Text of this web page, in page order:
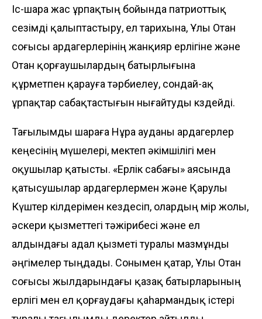
Іс-шара жас ұрпақтың бойында патриоттық
сезімді қалыптастыру, ел тарихына, Ұлы Отан
соғысы ардагерлерінің жанқияр ерлігіне және
Отан қорғаушылардың батырлығына
құрметпен қарауға тәрбиелеу, сондай-ақ
ұрпақтар сабақтастығын нығайтуды көздейді.
Тағылымды шараға Нұра ауданы ардагерлер
кеңесінің мүшелері, мектеп әкімшілігі мен
оқушылар қатысты. «Ерлік сабағы» аясында
қатысушылар ардагерлермен және Қарулы
Күштер өкілдерімен кездесіп, олардың өмір жолы,
әскери қызметтегі тәжірибесі және ел
алдындағы адал қызметі туралы мазмұнды
әңгімелер тыңдады. Сонымен қатар, Ұлы Отан
соғысы жылдарындағы қазақ батырларының
ерлігі мен ел қорғаудағы қаһармандық істері